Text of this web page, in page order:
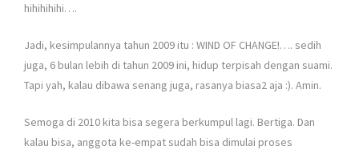
hihihihihi….
Jadi, kesimpulannya tahun 2009 itu : WIND OF CHANGE!…. sedih
juga, 6 bulan lebih di tahun 2009 ini, hidup terpisah dengan suami.
Tapi yah, kalau dibawa senang juga, rasanya biasa2 aja :). Amin.
Semoga di 2010 kita bisa segera berkumpul lagi. Bertiga. Dan
kalau bisa, anggota ke-empat sudah bisa dimulai proses